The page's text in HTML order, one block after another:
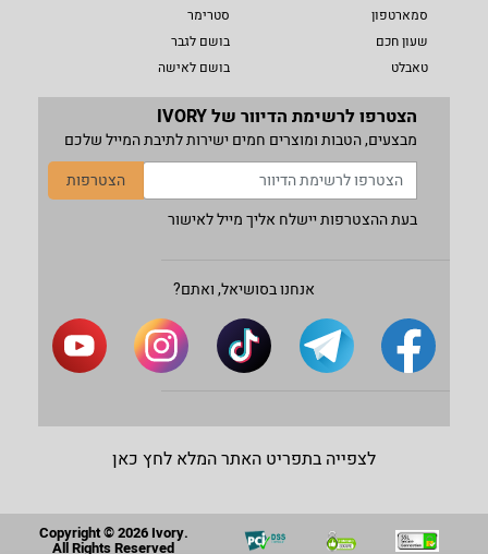
סמארטפון
שעון חכם
טאבלט
סטרימר
בושם לגבר
בושם לאישה
הצטרפו לרשימת הדיוור של IVORY
מבצעים, הטבות ומוצרים חמים ישירות לתיבת המייל שלכם
הצטרפות
בעת ההצטרפות יישלח אליך מייל לאישור
אנחנו בסושיאל, ואתם?
לצפייה בתפריט האתר המלא לחץ כאן
Copyright © 2026 Ivory.
All Rights Reserved